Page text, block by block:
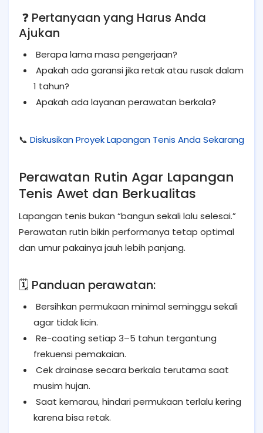
❓ Pertanyaan yang Harus Anda
Ajukan
Berapa lama masa pengerjaan?
Apakah ada garansi jika retak atau rusak dalam
1 tahun?
Apakah ada layanan perawatan berkala?
📞 Diskusikan Proyek Lapangan Tenis Anda Sekarang
Perawatan Rutin Agar Lapangan
Tenis Awet dan Berkualitas
Lapangan tenis bukan “bangun sekali lalu selesai.”
Perawatan rutin bikin performanya tetap optimal
dan umur pakainya jauh lebih panjang.
🗓️ Panduan perawatan:
Bersihkan permukaan minimal seminggu sekali
agar tidak licin.
Re-coating setiap 3–5 tahun tergantung
frekuensi pemakaian.
Cek drainase secara berkala terutama saat
musim hujan.
Saat kemarau, hindari permukaan terlalu kering
karena bisa retak.